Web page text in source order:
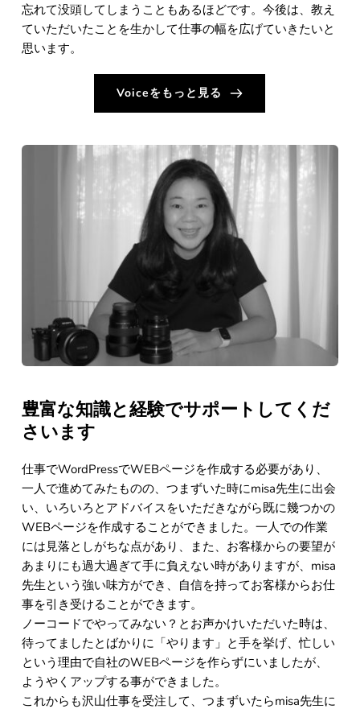
忘れて没頭してしまうこともあるほどです。今後は、教え
ていただいたことを生かして仕事の幅を広げていきたいと
思います。
Voiceをもっと見る
豊富な知識と経験でサポートしてくだ
さいます
仕事でWordPressでWEBページを作成する必要があり、
一人で進めてみたものの、つまずいた時にmisa先生に出会
い、いろいろとアドバイスをいただきながら既に幾つかの
WEBページを作成することができました。一人での作業
には見落としがちな点があり、また、お客様からの要望が
あまりにも過大過ぎて手に負えない時がありますが、misa
先生という強い味方ができ、自信を持ってお客様からお仕
事を引き受けることができます。
ノーコードでやってみない？とお声かけいただいた時は、
待ってましたとばかりに「やります」と手を挙げ、忙しい
という理由で自社のWEBページを作らずにいましたが、
ようやくアップする事ができました。
これからも沢山仕事を受注して、つまずいたらmisa先生に